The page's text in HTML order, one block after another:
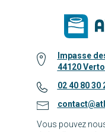
Impasse
44120
02 40 80 30
Vous pouvez